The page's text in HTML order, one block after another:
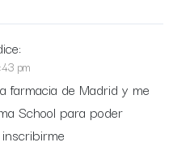
pm
farmacia de Madrid y me
School para poder